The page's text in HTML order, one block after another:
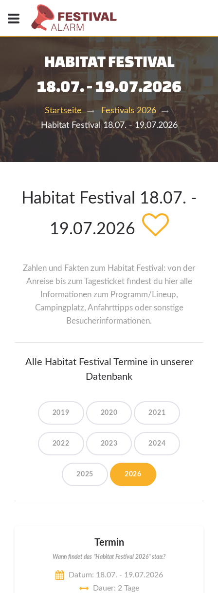
HABITAT FESTIVAL
18.07. - 19.07.2026
Startseite
Festivals 2026
Habitat Festival 18.07. - 19.07.2026
Habitat Festival 18.07. -
19.07.2026
Zahlen und Fakten zum Habitat Festival: von der
Anreise bis zum Tagesticket findest du hier alle
Informationen zum Programm/Lineup,
Campingplatz, Anfahrttipps oder sonstige
Besucherinformationen.
Alle Habitat Festival Termine in unserer
Datenbank
2019 2020 2021
2022 2023 2024
2025 2026
Termin
Wann findet das "Habitat Festival 2026" statt?
Datum: 18.07. - 19.07.2026
Dauer: 2 Tage